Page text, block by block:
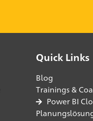
Quick Links
Blog
Trainings &
Power BI